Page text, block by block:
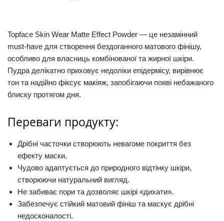
Topface Skin Wear Matte Effect Powder — це незамінний
must-have для створення бездоганного матового фінішу,
особливо для власниць комбінованої та жирної шкіри.
Пудра делікатно приховує недоліки епідермісу, вирівнює
тон та надійно фіксує макіяж, запобігаючи появі небажаного
блиску протягом дня.
Переваги продукту:
Дрібні часточки створюють невагоме покриття без
ефекту маски.
Чудово адаптується до природного відтінку шкіри,
створюючи натуральний вигляд.
Не забиває пори та дозволяє шкірі «дихати».
Забезпечує стійкий матовий фініш та маскує дрібні
недосконалості.